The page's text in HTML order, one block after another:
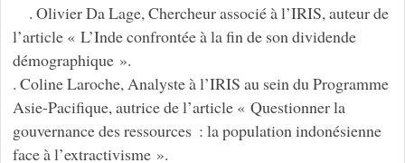
. Olivier Da Lage, Chercheur associé à l’IRIS, auteur de
l’article « L’Inde confrontée à la fin de son dividende
démographique ».
. Coline Laroche, Analyste à l’IRIS au sein du Programme
Asie-Pacifique, autrice de l’article « Questionner la
gouvernance des ressources : la population indonésienne
face à l’extractivisme ».